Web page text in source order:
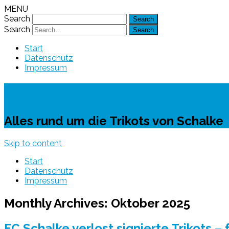
MENU
Search
Search
Start
Datenschutz
Impressum
Alles rund um die Trikots von Schalke
Skip to content
Start
Datenschutz
Impressum
Monthly Archives: Oktober 2025